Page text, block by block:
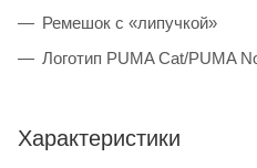
Ремешок с «липучкой»
Логотип PUMA Cat/PUMA
Характеристики